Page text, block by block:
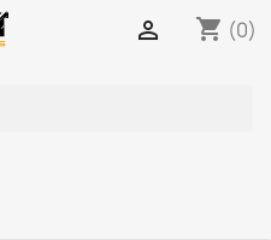
shopping_cart (0)
